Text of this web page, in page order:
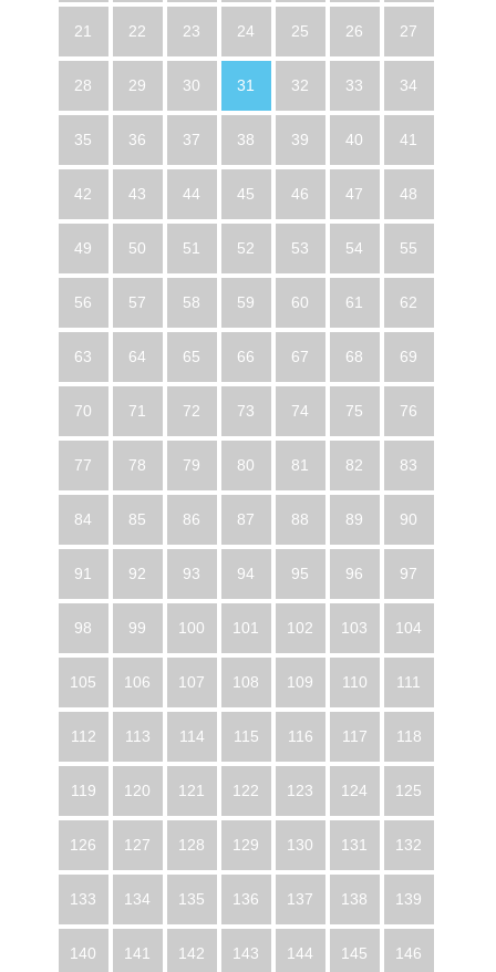
21 22 23 24 25 26 27
28 29 30 31 32 33 34
35 36 37 38 39 40 41
42 43 44 45 46 47 48
49 50 51 52 53 54 55
56 57 58 59 60 61 62
63 64 65 66 67 68 69
70 71 72 73 74 75 76
77 78 79 80 81 82 83
84 85 86 87 88 89 90
91 92 93 94 95 96 97
98 99 100 101 102 103 104
105 106 107 108 109 110 111
112 113 114 115 116 117 118
119 120 121 122 123 124 125
126 127 128 129 130 131 132
133 134 135 136 137 138 139
140 141 142 143 144 145 146